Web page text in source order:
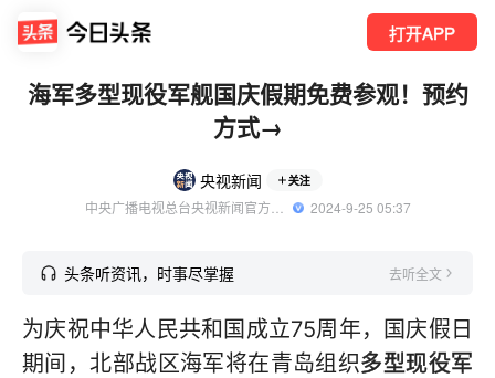
打开APP
海军多型现役军舰国庆假期免费参观！预约
方式→
央视新闻 关注
  2024-9-25 05:37
头条听资讯，时事尽掌握 去听全文
为庆祝中华人民共和国成立75周年，国庆假日
期间，北部战区海军将在青岛组织多型现役军